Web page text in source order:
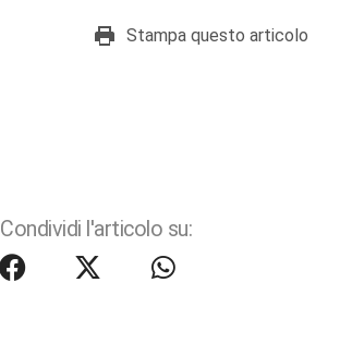
Stampa questo articolo
Condividi l'articolo su: